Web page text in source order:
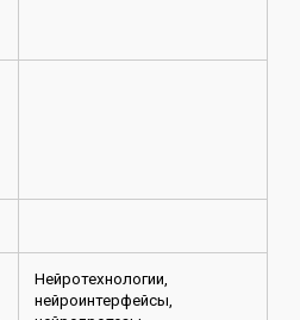
Нейротехнологии,
нейроинтерфейсы,